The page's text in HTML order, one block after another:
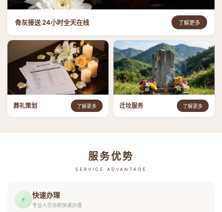
骨灰接送 24小时全天在线 了解更多
葬礼策划 了解更多 迁坟服务 了解更多
服务优势
SERVICE ADVANTAGE
⚡ 快速办理
专业人员协助快速办理